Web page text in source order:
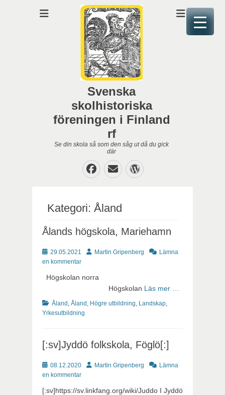
Svenska
skolhistoriska
föreningen i Finland
rf
Se din skola så som den såg ut då du gick
där
Facebook
E-
post
WordPress
Kategori: Åland
Ålands högskola, Mariehamn
Publicerat
29.05.2021 Författare
Martin Gripenberg
Lämna
en kommentar
Högskolan norra
Högskolan Läs mer …
Kategorier
Åland , Åland , Högre utbildning, Landskap,
Yrkesutbildning
[:sv]Jyddö folkskola, Föglö[:]
Publicerat
08.12.2020 Författare
Martin Gripenberg
Lämna
en kommentar
[:sv]https://sv.linkfang.org/wiki/Juddo I Jyddö